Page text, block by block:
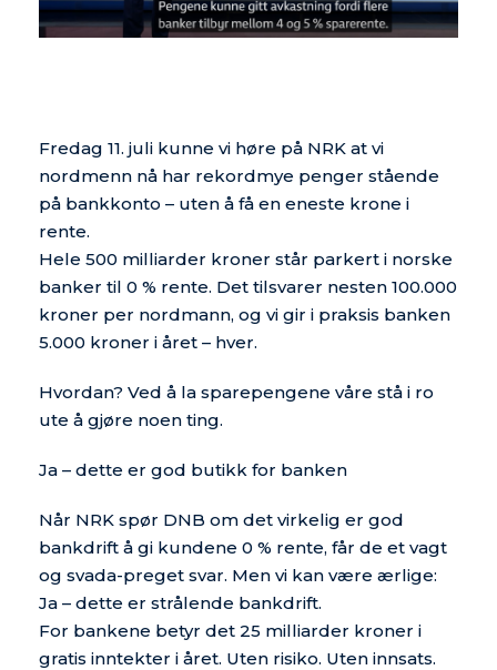
Fredag 11. juli kunne vi høre på NRK at vi
nordmenn nå har rekordmye penger stående
på bankkonto – uten å få en eneste krone i
rente.
Hele 500 milliarder kroner står parkert i norske
banker til 0 % rente. Det tilsvarer nesten 100.000
kroner per nordmann, og vi gir i praksis banken
5.000 kroner i året – hver.
Hvordan? Ved å la sparepengene våre stå i ro
ute å gjøre noen ting.
Ja – dette er god butikk for banken
Når NRK spør DNB om det virkelig er god
bankdrift å gi kundene 0 % rente, får de et vagt
og svada-preget svar. Men vi kan være ærlige:
Ja – dette er strålende bankdrift.
For bankene betyr det 25 milliarder kroner i
gratis inntekter i året. Uten risiko. Uten innsats.